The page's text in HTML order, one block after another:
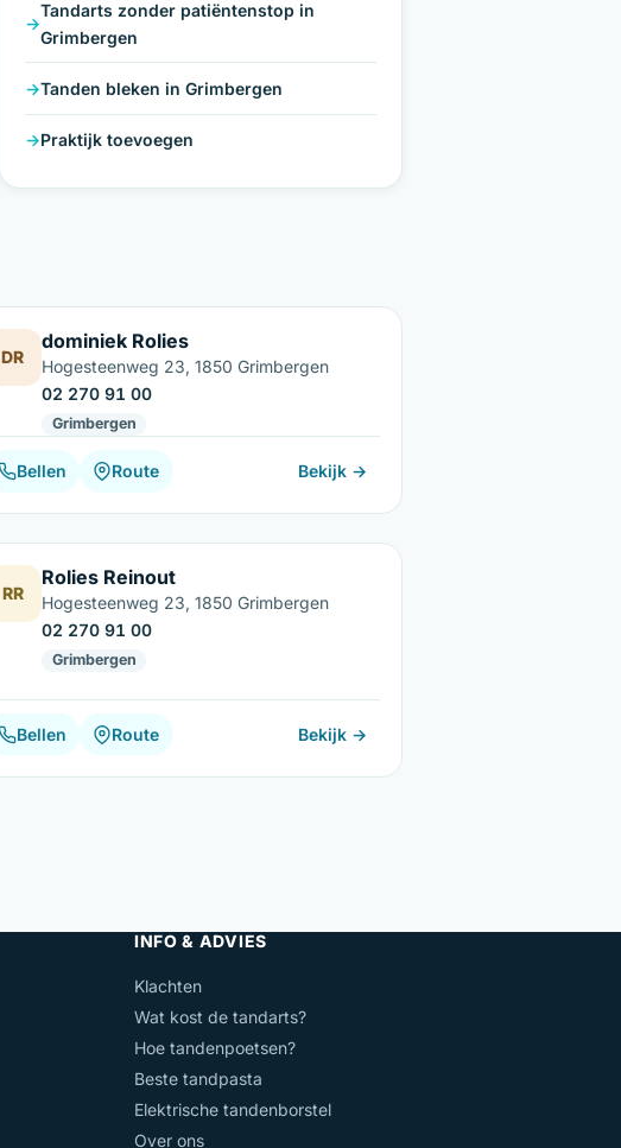
Tandarts zonder patiëntenstop in
Grimbergen
Tanden bleken in Grimbergen
Praktijk toevoegen
DR
dominiek Rolies
Hogesteenweg 23, 1850 Grimbergen
02 270 91 00
Grimbergen
Bellen Route Bekijk →
RR
Rolies Reinout
Hogesteenweg 23, 1850 Grimbergen
02 270 91 00
Grimbergen
Bellen Route Bekijk →
INFO & ADVIES
Klachten
Wat kost de tandarts?
Hoe tandenpoetsen?
Beste tandpasta
Elektrische tandenborstel
Over ons